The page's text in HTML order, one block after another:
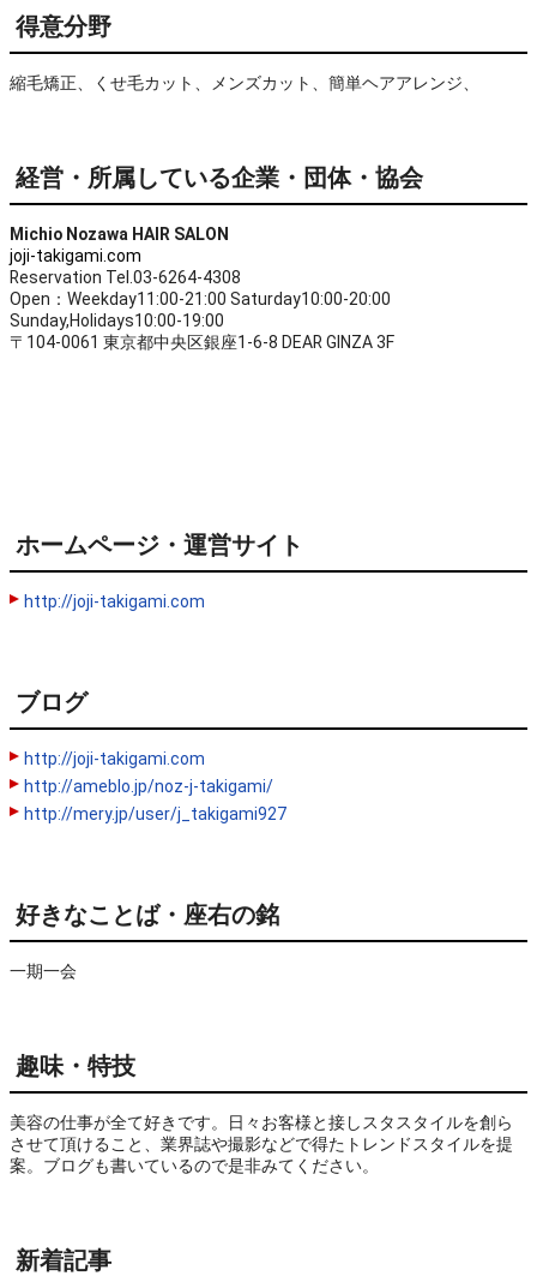
得意分野
縮毛矯正、くせ毛カット、メンズカット、簡単ヘアアレンジ、
経営・所属している企業・団体・協会
Michio Nozawa HAIR SALON
joji-takigami.com
Reservation Tel.03-6264-4308
Open：Weekday11:00-21:00 Saturday10:00-20:00
Sunday,Holidays10:00-19:00
〒104-0061 東京都中央区銀座1-6-8 DEAR GINZA 3F
ホームページ・運営サイト
http://joji-takigami.com
ブログ
http://joji-takigami.com
http://ameblo.jp/noz-j-takigami/
http://mery.jp/user/j_takigami927
好きなことば・座右の銘
一期一会
趣味・特技
美容の仕事が全て好きです。日々お客様と接しスタスタイルを創ら
させて頂けること、業界誌や撮影などで得たトレンドスタイルを提
案。ブログも書いているので是非みてください。
新着記事